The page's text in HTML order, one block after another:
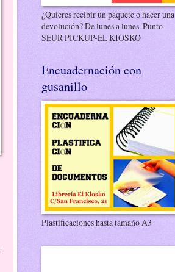
¿Quieres recibir un paquete o hacer una
devolución? De lunes a lunes. Punto
SEUR PICKUP-EL KIOSKO
Encuadernación con
gusanillo
Plastificaciones hasta tamaño A3